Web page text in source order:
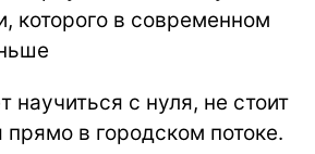
которого в современном
научиться с нуля, не стоит
прямо в городском потоке.